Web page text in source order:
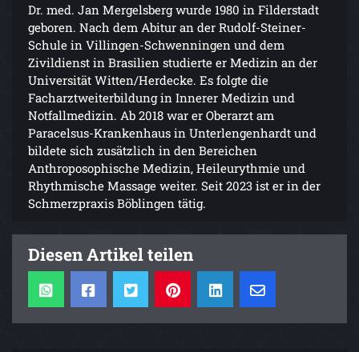
Dr. med. Jan Mergelsberg wurde 1980 in Filderstadt
geboren. Nach dem Abitur an der Rudolf-Steiner-
Schule in Villingen-Schwennin­gen und dem
Zivildienst in Brasilien studierte er Medizin an der
Universität Witten/Herdecke. Es folgte die
Facharztweiterbildung in Innerer Medizin und
Notfallmedizin. Ab 2018 war er Ober­arzt am
Paracelsus-Krankenhaus in Unterlengen­hardt und
bildete sich zusätzlich in den Bereichen
Anthroposophische Medizin, Heileurythmie und
Rhythmische Massage weiter. Seit 2023 ist er in der
Schmerzpraxis Böblingen tätig.
Diesen Artikel teilen